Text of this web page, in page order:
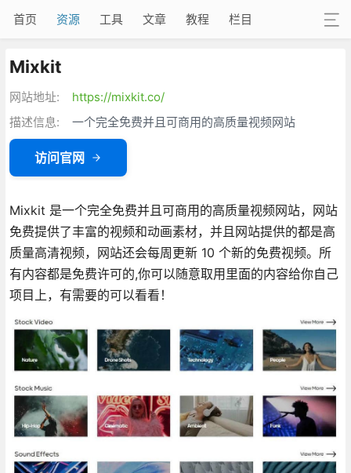
首页 资源 工具 文章 教程 栏目
Mixkit
网站地址:
https://mixkit.co/
描述信息:
一个完全免费并且可商用的高质量视频网站
访问官网
Mixkit 是一个完全免费并且可商用的高质量视频网站，网站
免费提供了丰富的视频和动画素材，并且网站提供的都是高
质量高清视频，网站还会每周更新 10 个新的免费视频。所
有内容都是免费许可的,你可以随意取用里面的内容给你自己
项目上，有需要的可以看看！